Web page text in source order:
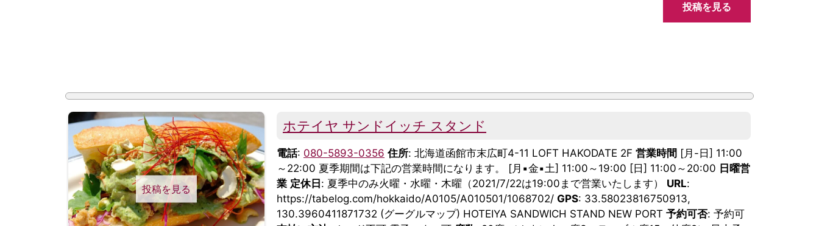
投稿を見る
投稿を見る
ホテイヤ サンドイッチ スタンド
電話: 080-5893-0356 住所: 北海道函館市末広町4-11 LOFT HAKODATE 2F 営業時間 [月-日] 11:00
～22:00 夏季期間は下記の営業時間になります。 [月▪金▪土] 11:00～19:00 [日] 11:00～20:00 日曜営
業 定休日 : 夏季中のみ火曜・水曜・木曜（2021/7/22は19:00まで営業いたします） URL:
https://tabelog.com/hokkaido/A0105/A010501/1068702/ GPS: 33.58023816750913,
130.3960411871732 (グーグルマップ) HOTEIYA SANDWICH STAND NEW PORT 予約可否: 予約可